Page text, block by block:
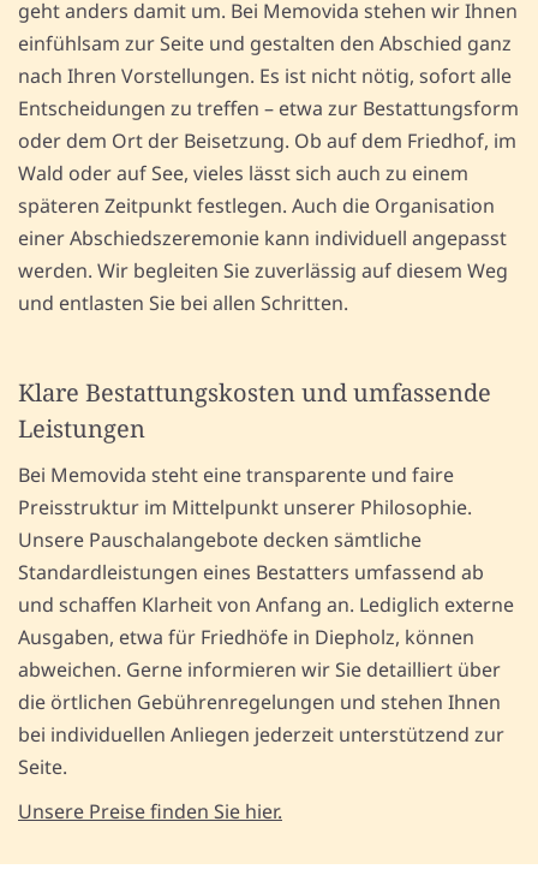
geht anders damit um. Bei Memovida stehen wir Ihnen
einfühlsam zur Seite und gestalten den Abschied ganz
nach Ihren Vorstellungen. Es ist nicht nötig, sofort alle
Entscheidungen zu treffen – etwa zur Bestattungsform
oder dem Ort der Beisetzung. Ob auf dem Friedhof, im
Wald oder auf See, vieles lässt sich auch zu einem
späteren Zeitpunkt festlegen. Auch die Organisation
einer Abschiedszeremonie kann individuell angepasst
werden. Wir begleiten Sie zuverlässig auf diesem Weg
und entlasten Sie bei allen Schritten.
Klare Bestattungskosten und umfassende
Leistungen
Bei Memovida steht eine transparente und faire
Preisstruktur im Mittelpunkt unserer Philosophie.
Unsere Pauschalangebote decken sämtliche
Standardleistungen eines Bestatters umfassend ab
und schaffen Klarheit von Anfang an. Lediglich externe
Ausgaben, etwa für Friedhöfe in Diepholz, können
abweichen. Gerne informieren wir Sie detailliert über
die örtlichen Gebührenregelungen und stehen Ihnen
bei individuellen Anliegen jederzeit unterstützend zur
Seite.
Unsere Preise finden Sie hier.